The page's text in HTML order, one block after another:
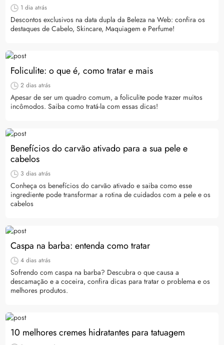
1 dia atrás
Descontos exclusivos na data dupla da Beleza na Web: confira os
destaques de Cabelo, Skincare, Maquiagem e Perfume!
Foliculite: o que é, como tratar e mais
2 dias atrás
Apesar de ser um quadro comum, a foliculite pode trazer muitos
incômodos. Saiba como tratá-la com essas dicas!
Benefícios do carvão ativado para a sua pele e
cabelos
3 dias atrás
Conheça os benefícios do carvão ativado e saiba como esse
ingrediente pode transformar a rotina de cuidados com a pele e os
cabelos
Caspa na barba: entenda como tratar
4 dias atrás
Sofrendo com caspa na barba? Descubra o que causa a
descamação e a coceira, confira dicas para tratar o problema e os
melhores produtos.
10 melhores cremes hidratantes para tatuagem